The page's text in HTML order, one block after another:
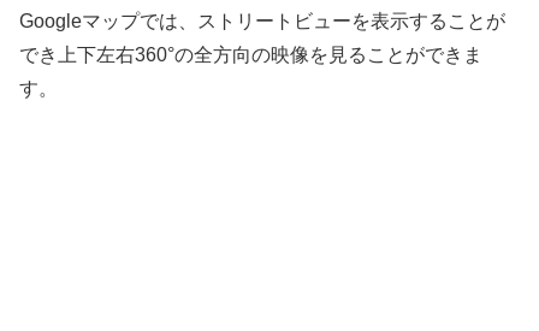
Googleマップでは、ストリートビューを表示することが
でき上下左右360°の全方向の映像を見ることができま
す。